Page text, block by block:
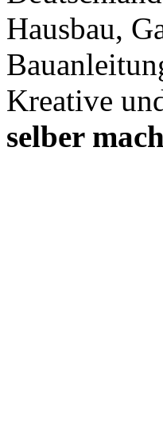
Hausbau,
Kreative
selber